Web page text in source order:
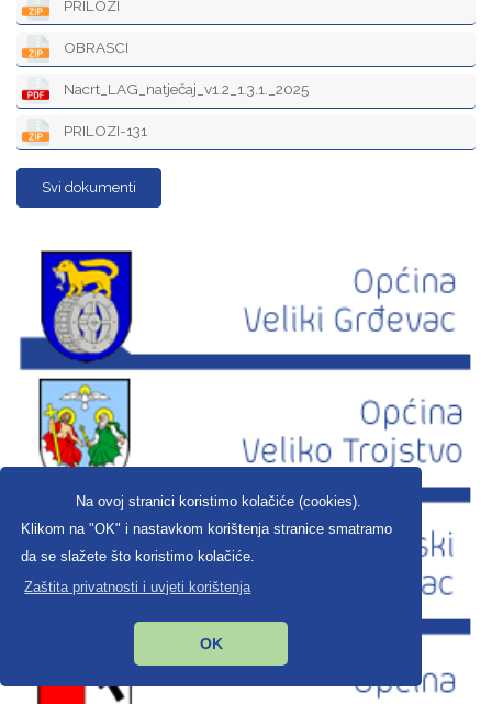
Na ovoj stranici koristimo kolačiće (cookies).
Klikom na "OK" i nastavkom korištenja stranice smatramo
da se slažete što koristimo kolačiće.
Zaštita privatnosti i uvjeti korištenja
OK
PRILOZI
OBRASCI
Nacrt_LAG_natječaj_v1.2_1.3.1._2025
PRILOZI-131
Svi dokumenti